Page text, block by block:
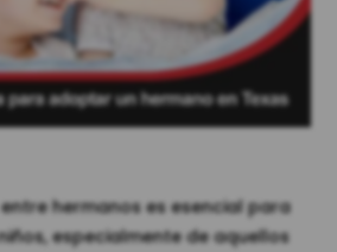
hermanos es esencial para
especialmente de aquellos